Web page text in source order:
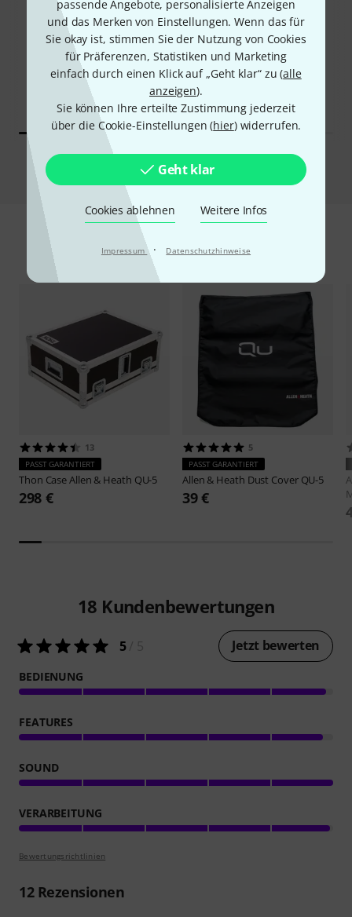
passende Angebote, personalisierte Anzeigen
und das Merken von Einstellungen. Wenn das für
Sie okay ist, stimmen Sie der Nutzung von Cookies
für Präferenzen, Statistiken und Marketing
einfach durch einen Klick auf „Geht klar“ zu (alle
anzeigen).
Sie können Ihre erteilte Zustimmung jederzeit
über die Cookie-Einstellungen (hier) widerrufen.
Geht klar
Cookies ablehnen Weitere Infos
Impressum · Datenschutzhinweise
29%
KAUFTEN
GENAU DIESES PRODUKT
1.939 €
12%
KAUFTEN
Behringer WING Compact
2.179 €
Vergleichen
Zubehör & passende Artikel
13
PASST GARANTIERT
Thon Case Allen & Heath QU-5
298 €
5
PASST GARANTIERT
Allen & Heath Dust Cover QU-5
39 €
18 Kundenbewertungen
5/ 5 Jetzt bewerten
BEDIENUNG
FEATURES
SOUND
VERARBEITUNG
Bewertungsrichtlinien
12Rezensionen